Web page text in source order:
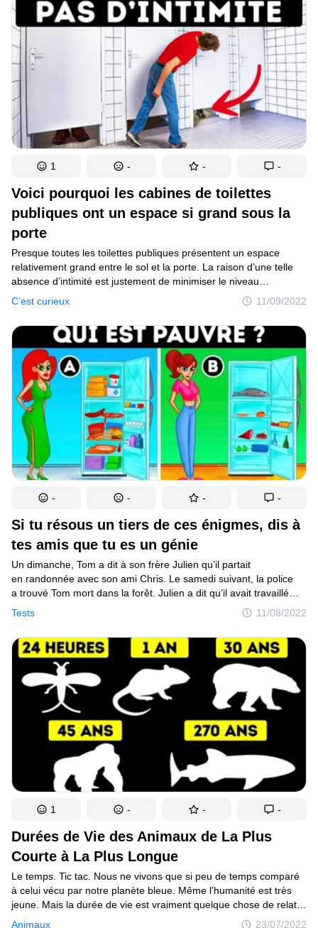
cinématographique.
Voici pourquoi les cabines de toilettes
publiques ont un espace si grand sous la
porte
C’est curieux 11/09/2022
Presque toutes les toilettes publiques présentent un espace
relativement grand entre le sol et la porte. La raison d’une telle
absence d’intimité est justement de minimiser le niveau
de confort, afin que les gens ne s’y attardent pas trop, évitant
ainsi les files d’attente. C’est aussi plus facile à nettoyer et plus
sûr en cas d’urgence.Pourquoi a-t-on ajouté des talons aux
chaussures ? L’invention du talon remonte au 10e siècle, et le but
initial était de rendre l’équitation plus confortable. Les talons bas
permettaient de mieux fixer les pieds dans les étriers pour éviter
de glisser. Beaucoup plus tard, au 17e siècle, les chaussures
à talons sont devenues une tendance à la mode en Europe.
En les portant, on laissait entendre que l’on possédait un cheval,
signe de richesse.Tu te souviens du chewing-gum “Turbo”
et de sa forme étrange ? Ce design a été créé spécialement pour
que le chewing-gum ressemble à la trace laissée par le pneu
d’une voiture de course.
1 - - -
Si tu résous un tiers de ces énigmes, dis à
tes amis que tu es un génie
Tests 11/08/2022
Un dimanche, Tom a dit à son frère Julien qu’il partait
en randonnée avec son ami Chris. Le samedi suivant, la police
a trouvé Tom mort dans la forêt. Julien a dit qu’il avait travaillé
toute la semaine. Quant à Chris, on l’a trouvé errant le long
de l’autoroute. Il a expliqué qu’il s’était perdu dans la forêt
presque immédiatement après leur arrivée et qu’il venait
de retrouver le chemin du retour. Un des hommes mentait. Mais
de qui s’agissait-il ? Tu as 10 secondes pour le découvrir !
- - - -
Durées de Vie des Animaux de La Plus
Courte à La Plus Longue
Animaux 23/07/2022
Le temps. Tic tac. Nous ne vivons que si peu de temps comparé
à celui vécu par notre planète bleue. Même l’humanité est très
jeune. Mais la durée de vie est vraiment quelque chose de relatif
: il y a des créatures sur notre planète qui vivent beaucoup moins
1 - - -